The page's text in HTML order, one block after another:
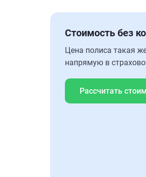
Стоимость без
Цена полиса такая
напрямую в
Рассчитать